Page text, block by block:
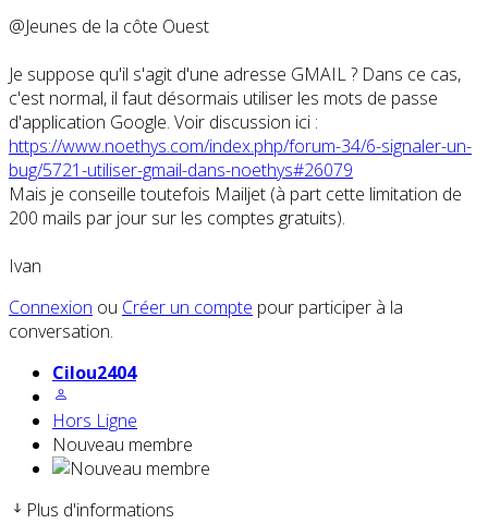
@Jeunes de la côte Ouest
Je suppose qu'il s'agit d'une adresse GMAIL ? Dans ce cas,
c'est normal, il faut désormais utiliser les mots de passe
d'application Google. Voir discussion ici :
https://www.noethys.com/index.php/forum-34/6-signaler-un-
bug/5721-utiliser-gmail-dans-noethys#26079
Mais je conseille toutefois Mailjet (à part cette limitation de
200 mails par jour sur les comptes gratuits).
Ivan
Connexion ou Créer un compte pour participer à la
conversation.
Cilou2404
Hors Ligne
Nouveau membre
Plus d'informations